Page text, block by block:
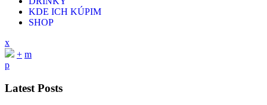
KDE ICH KÚPIM
SHOP
x
+ m
p
Latest Posts